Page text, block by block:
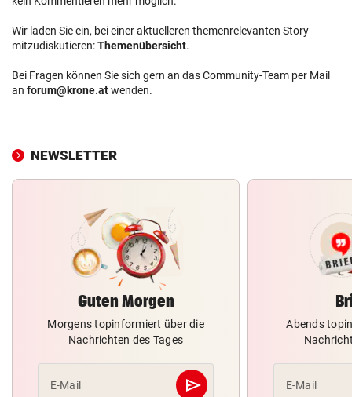
Wir laden Sie ein, bei einer aktuelleren themenrelevanten Story
mitzudiskutieren:Themenübersicht.
Bei Fragen können Sie sich gern an das Community-Team per Mail
an forum@krone.atwenden.
NEWSLETTER
Guten Morgen
Morgens topinformiert über die
Nachrichten des Tages
E-Mail send
Abschicken
Abends
E-Mail